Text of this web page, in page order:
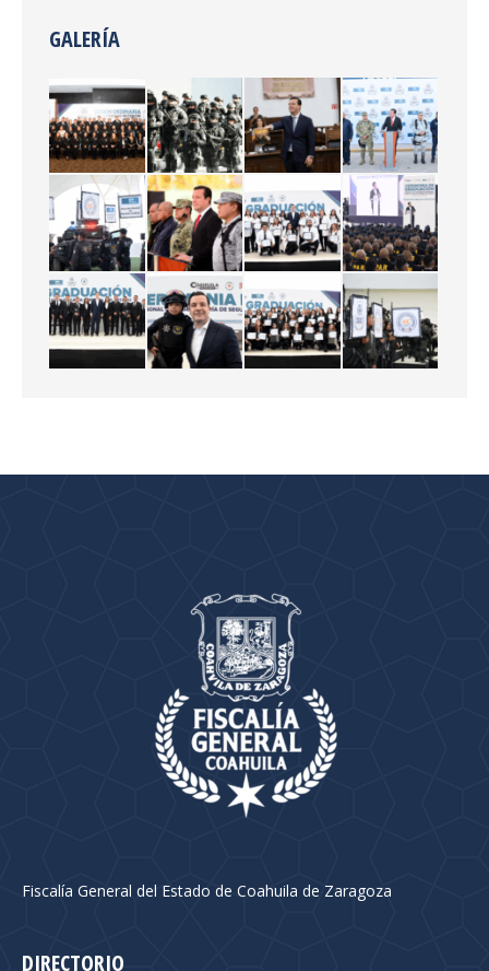
GALERÍA
Fiscalía General del Estado de Coahuila de Zaragoza
DIRECTORIO